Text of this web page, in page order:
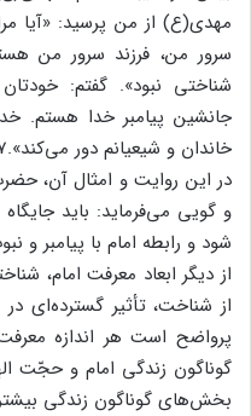
مهدی(ع) از من پرسید: «آیا
سرور من، فرزند سرور من
شناختی نبود». گفتم:
جانشین پیامبر خدا هستم.
خاندان و شیعیانم دور می‌کند».7
در این روایت و امثال آن،
و گویی می‌فرماید: باید
شود و رابطه امام با پیامبر و
از دیگر ابعاد معرفت امام،
از شناخت، تأثیر گسترده‌ای
پرواضح است هر اندازه
گوناگون زندگی امام و حجّت
بخش‌های گوناگون زندگی